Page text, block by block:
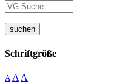
suchen
Schriftgröße
A A A